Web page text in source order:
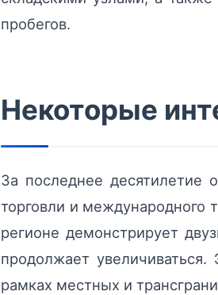
пробегов.
Некоторые
За последнее десятилетие
торговли и международного
регионе демонстрирует
продолжает
рамках местных и